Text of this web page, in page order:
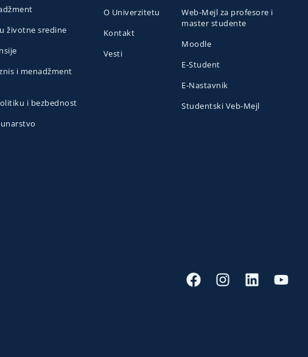
životne sredine
i menadžment
i bezbednost
O Univerzitetu
Kontakt
Vesti
Web-Mejl za profesore i
master studente
Moodle
E-Student
E-Nastavnik
Studentski Veb-Mejl